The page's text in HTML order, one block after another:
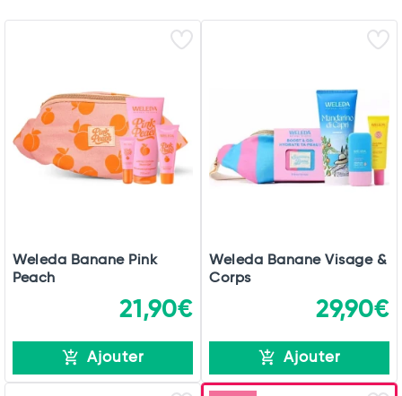
Weleda Banane Pink
Peach
21,90€
Ajouter
Weleda Banane Visage &
Corps
29,90€
Ajouter